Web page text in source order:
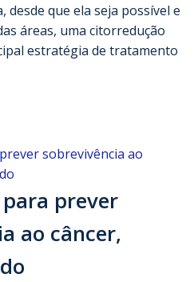
que ela seja possível e
áreas, uma citorredução
estratégia de tratamento
prever
ao câncer,